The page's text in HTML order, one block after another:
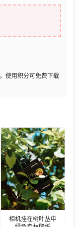
，使用积分可免费下载
相机挂在树叶丛中